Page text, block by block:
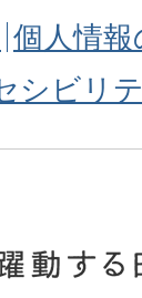
個人情
シビリ